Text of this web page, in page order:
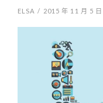
ELSA / 2015 年 11 月 5 日